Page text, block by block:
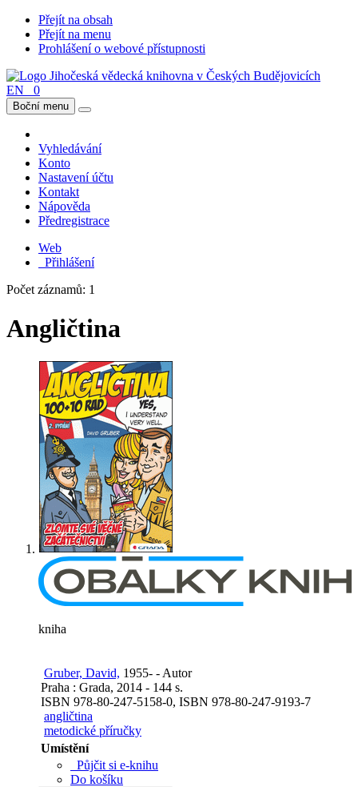
Přejít na obsah
Přejít na menu
Prohlášení o webové přístupnosti
EN 0
Boční menu
Vyhledávání
Konto
Nastavení účtu
Kontakt
Nápověda
Předregistrace
Web
Přihlášení
Počet záznamů: 1
Angličtina
kniha
Gruber, David, 1955- - Autor
Praha : Grada, 2014 - 144 s.
ISBN 978-80-247-5158-0, ISBN 978-80-247-9193-7
angličtina
metodické příručky
Umístění
Půjčit si e-knihu
Do košíku